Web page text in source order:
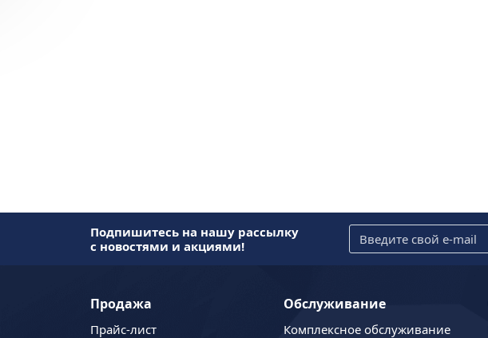
Подпишитесь на нашу рассылку
с новостями и акциями!
Продажа
Прайс-лист
Обслуживание
Комплексное обслуживание